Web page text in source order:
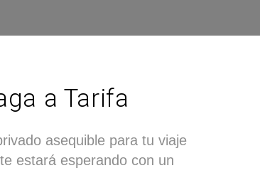
a Tarifa
asequible para tu viaje
estará esperando con un